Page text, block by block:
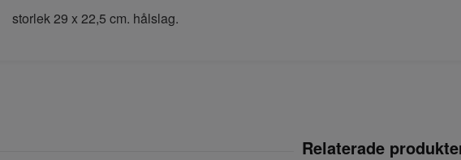
storlek 29 x 22,5 cm. hålslag.